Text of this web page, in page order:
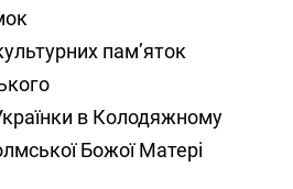
пам’яток
в Колодяжному
Божої Матері